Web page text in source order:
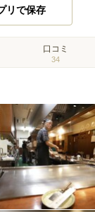
リで保存
口コミ
34